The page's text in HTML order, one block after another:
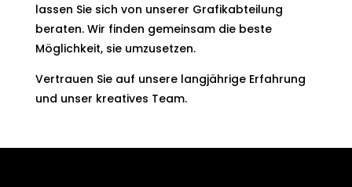
lassen Sie sich von unserer Grafikabteilung
beraten. Wir finden gemeinsam die beste
Möglichkeit, sie umzusetzen.
Vertrauen Sie auf unsere langjährige Erfahrung
und unser kreatives Team.